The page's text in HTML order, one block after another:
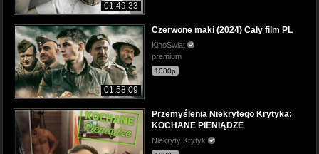
01:49:33
01:58:09
Czerwone maki (2024) Cały film PL
KinoSwiat
premium
1080p
Przemyślenia Niekrytego Krytyka:
KOCHANE PIENIĄDZE
Niekryty Krytyk